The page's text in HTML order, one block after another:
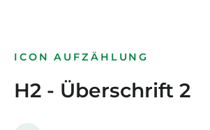
ICON AUFZÄHLUNG
H2 - Überschrift 2